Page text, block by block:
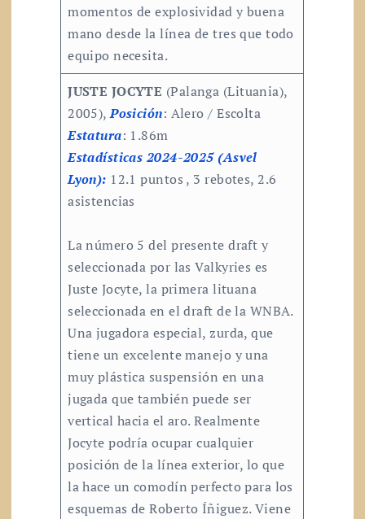
momentos de explosividad y buena
mano desde la línea de tres que todo
equipo necesita.
JUSTE JOCYTE (Palanga (Lituania),
2005),Posición: Alero / Escolta
Estatura: 1.86m
Estadísticas 2024-2025 (Asvel
Lyon): 12.1 puntos , 3 rebotes, 2.6
asistencias
La número 5 del presente draft y
seleccionada por las Valkyries es
Juste Jocyte, la primera lituana
seleccionada en el draft de la WNBA.
Una jugadora especial, zurda, que
tiene un excelente manejo y una
muy plástica suspensión en una
jugada que también puede ser
vertical hacia el aro. Realmente
Jocyte podría ocupar cualquier
posición de la línea exterior, lo que
la hace un comodín perfecto para los
esquemas de Roberto Íñiguez. Viene